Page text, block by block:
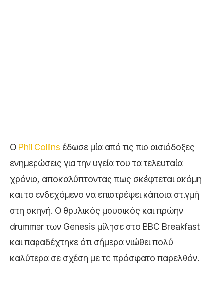
Ο Phil Collins έδωσε μία από τις πιο αισιόδοξες
ενημερώσεις για την υγεία του τα τελευταία
χρόνια, αποκαλύπτοντας πως σκέφτεται ακόμη
και το ενδεχόμενο να επιστρέψει κάποια στιγμή
στη σκηνή. Ο θρυλικός μουσικός και πρώην
drummer των Genesis μίλησε στο BBC Breakfast
και παραδέχτηκε ότι σήμερα νιώθει πολύ
καλύτερα σε σχέση με το πρόσφατο παρελθόν.